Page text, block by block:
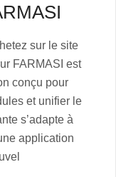
sur le site
FARMASI est
conçu pour
et unifier le
s’adapte à
application